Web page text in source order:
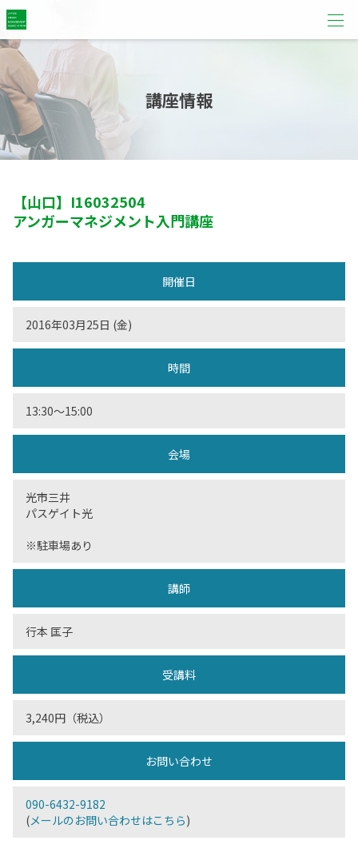
講座情報
【山口】 I16032504
アンガーマネジメント入門講座
開催日
2016年03月25日 (金)
時間
13:30～15:00
会場
光市三井
パスゲイト光
※駐車場あり
講師
行本 匡子
受講料
3,240円（税込）
お問い合わせ
090-6432-9182
(メールのお問い合わせはこちら)